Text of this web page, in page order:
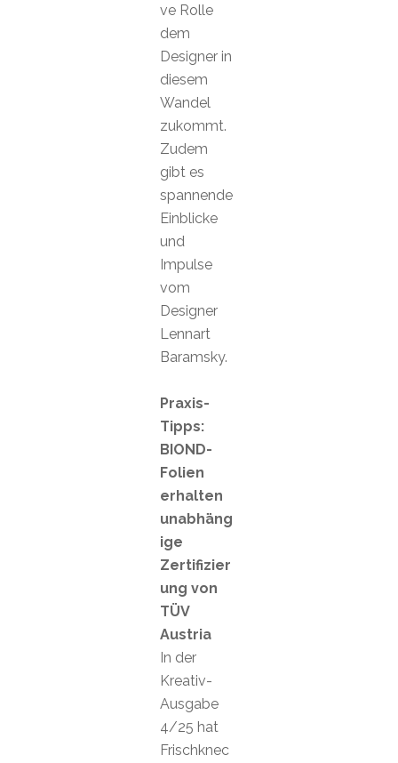
ve Rolle
dem
Designer in
diesem
Wandel
zukommt.
Zudem
gibt es
spannende
Einblicke
und
Impulse
vom
Designer
Lennart
Baramsky.
Praxis-
Tipps:
BIOND-
Folien
erhalten
unabhäng
ige
Zertifizier
ung von
TÜV
Austria
In der
Kreativ-
Ausgabe
4/25 hat
Frischknec